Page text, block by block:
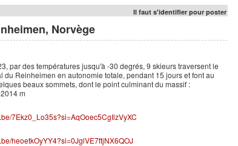
Il faut s'identifier pour poster
Norvège
par des températures jusqu'à -30 degrés, 9 skieurs traversent le
du Reinheimen en autonomie totale, pendant 15 jours et font au
beaux sommets, dont le point culminant du massif :
m
7Ekz0_Lo35s?si=AqOoec5CgIlzVyXC
heoetkOyYY4?si=0JglVE7ftjNX6QOJ